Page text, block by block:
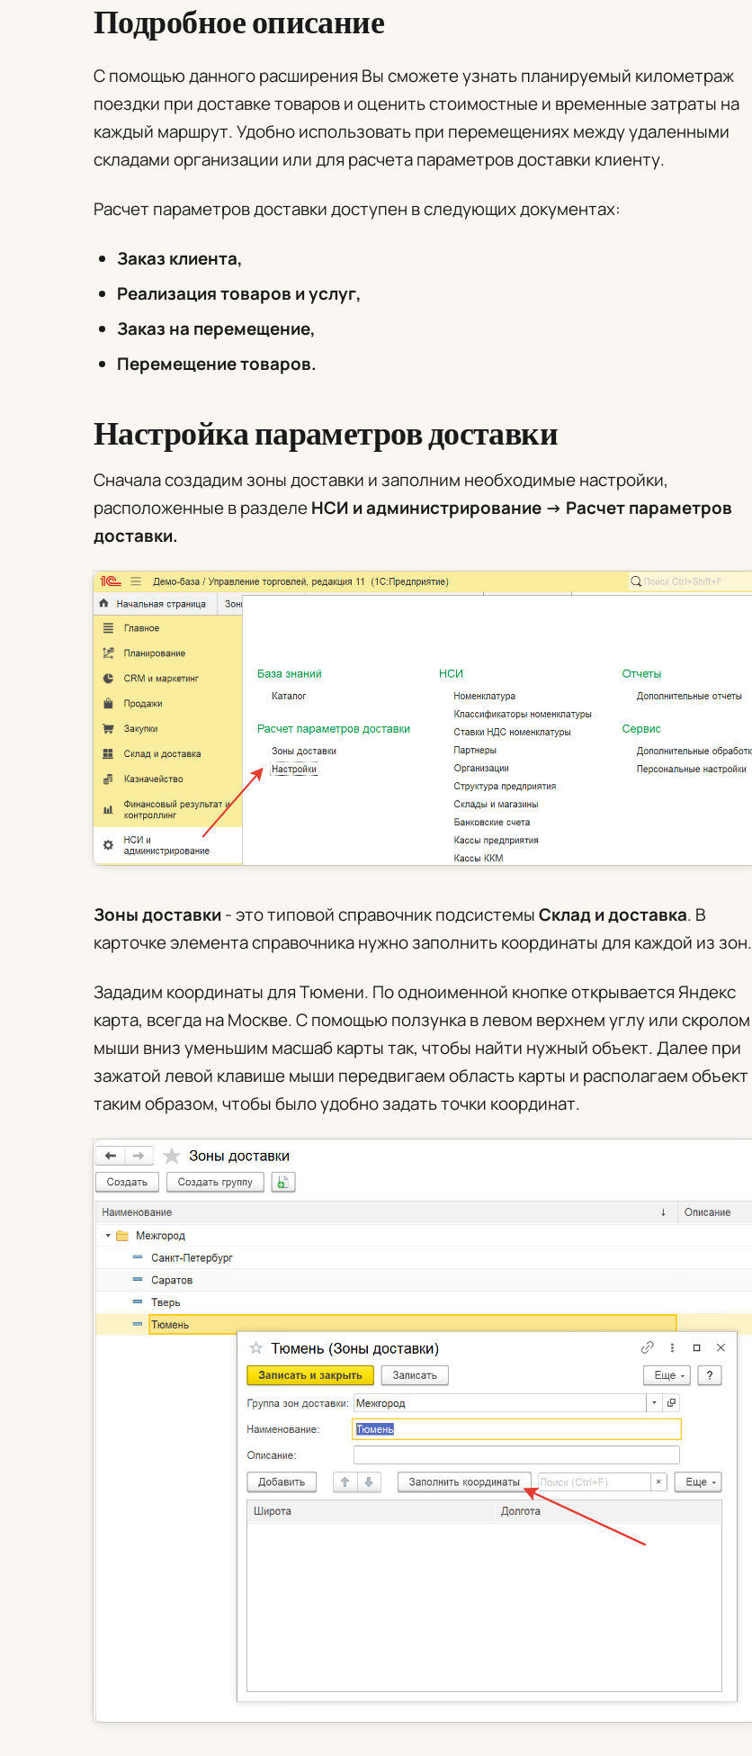
Подробное описание
С помощью данного расширения Вы сможете узнать планируемый километраж
поездки при доставке товаров и оценить стоимостные и временные затраты на
каждый маршрут. Удобно использовать при перемещениях между удаленными
складами организации или для расчета параметров доставки клиенту.
Расчет параметров доставки доступен в следующих документах:
Заказ клиента,
Реализация товаров и услуг,
Заказ на перемещение,
Перемещение товаров.
Настройка параметров доставки
Сначала создадим зоны доставки и заполним необходимые настройки,
расположенные в разделеНСИ и администрирование -> Расчет параметров
доставки.
Зоны доставки- это типовой справочник подсистемыСклад и доставка. В
карточке элемента справочника нужно заполнить координаты для каждой из зон.
Зададим координаты для Тюмени. По одноименной кнопке открывается Яндекс
карта, всегда на Москве. С помощью ползунка в левом верхнем углу или скролом
мыши вниз уменьшим масшаб карты так, чтобы найти нужный объект. Далее при
зажатой левой клавише мыши передвигаем область карты и располагаем объект
таким образом, чтобы было удобно задать точки координат.